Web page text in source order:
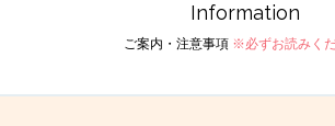
Information
ご案内・注意事項 ※必ずお読みく